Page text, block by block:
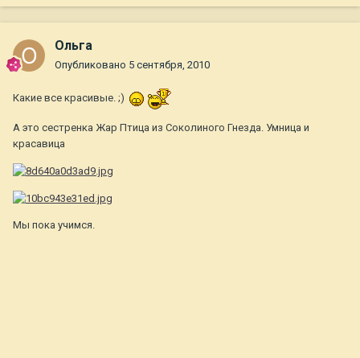
Ольга
Опубликовано 5 сентября, 2010
Какие все красивые. ;)
А это сестренка Жар Птица из Соколиного Гнезда. Умница и
красавица
Мы пока учимся.